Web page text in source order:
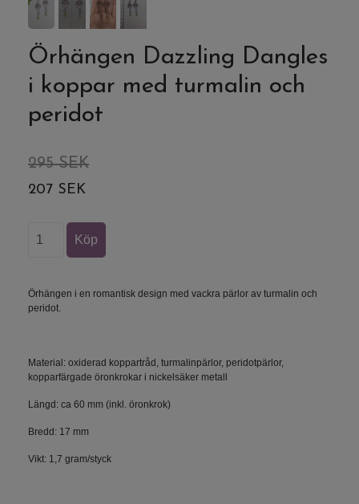
Örhängen Dazzling Dangles
i koppar med turmalin och
peridot
295 SEK
207 SEK
Örhängen i en romantisk design med vackra pärlor av turmalin och
peridot.
Material: oxiderad koppartråd, turmalinpärlor, peridotpärlor,
kopparfärgade öronkrokar i nickelsäker metall
Längd: ca 60 mm (inkl. öronkrok)
Bredd: 17 mm
Vikt: 1,7 gram/styck